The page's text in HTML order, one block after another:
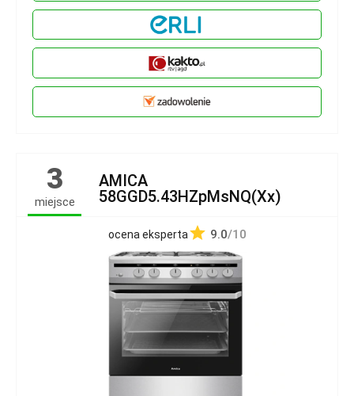
3
miejsce
AMICA
58GGD5.43HZpMsNQ(Xx)
ocena eksperta 9.0/10